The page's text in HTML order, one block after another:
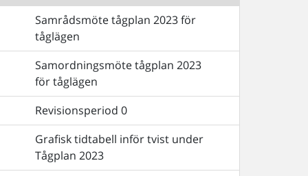
Samrådsmöte tågplan 2023 för
tåglägen
Samordningsmöte tågplan 2023
för tåglägen
Revisionsperiod 0
Grafisk tidtabell inför tvist under
Tågplan 2023